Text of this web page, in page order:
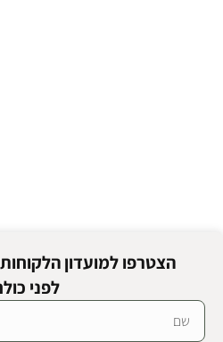
הצטרפו למועדון
לפני